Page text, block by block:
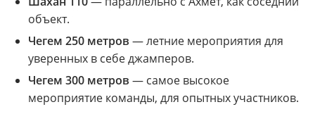
объект.
Чегем 250 метров — летние мероприятия для
уверенных в себе джамперов.
Чегем 300 метров — самое высокое
мероприятие команды, для опытных участников.